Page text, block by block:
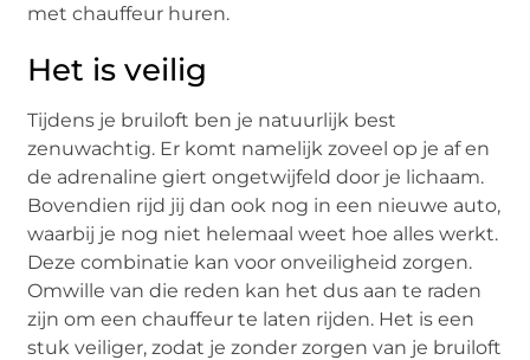
met chauffeur huren.
Het is veilig
Tijdens je bruiloft ben je natuurlijk best
zenuwachtig. Er komt namelijk zoveel op je af en
de adrenaline giert ongetwijfeld door je lichaam.
Bovendien rijd jij dan ook nog in een nieuwe auto,
waarbij je nog niet helemaal weet hoe alles werkt.
Deze combinatie kan voor onveiligheid zorgen.
Omwille van die reden kan het dus aan te raden
zijn om een chauffeur te laten rijden. Het is een
stuk veiliger, zodat je zonder zorgen van je bruiloft